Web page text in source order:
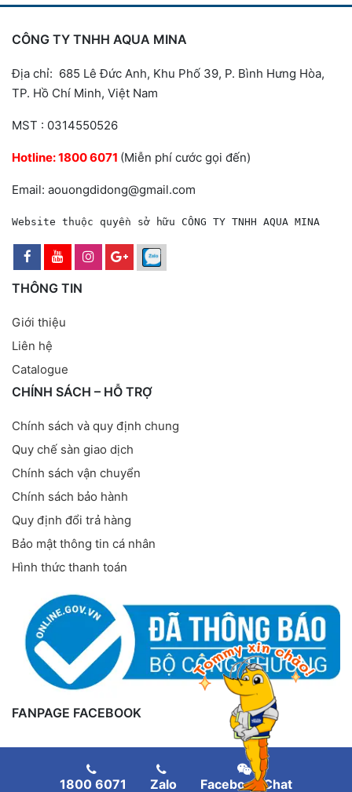
CÔNG TY TNHH AQUA MINA
Địa chỉ: 685 Lê Đức Anh, Khu Phố 39, P. Bình Hưng Hòa,
TP. Hồ Chí Minh, Việt Nam
MST : 0314550526
Hotline:1800 6071 (Miễn phí cước gọi đến)
Email: aouongdidong@gmail.com
Website thuộc quyền sở hữu CÔNG TY TNHH AQUA MINA
THÔNG TIN
Giới thiệu
Liên hệ
Catalogue
CHÍNH SÁCH – HỖ TRỢ
Chính sách và quy định chung
Quy chế sàn giao dịch
Chính sách vận chuyển
Chính sách bảo hành
Quy định đổi trả hàng
Bảo mật thông tin cá nhân
Hình thức thanh toán
FANPAGE FACEBOOK
1800 6071 Zalo Facebook Chat